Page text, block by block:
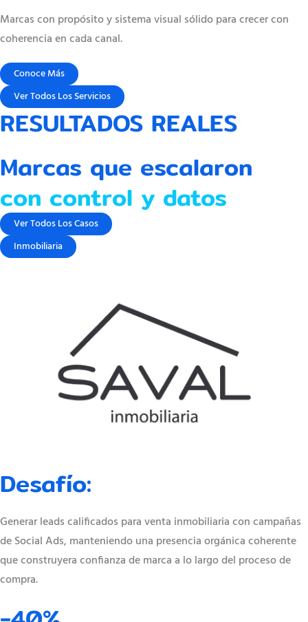
Marcas con propósito y sistema visual sólido para crecer con
coherencia en cada canal.
Conoce Más
Ver Todos Los Servicios
RESULTADOS REALES
Marcas que escalaron
con control y datos
Ver Todos Los Casos
Inmobiliaria
Desafío:
Generar leads calificados para venta inmobiliaria con campañas
de Social Ads, manteniendo una presencia orgánica coherente
que construyera confianza de marca a lo largo del proceso de
compra.